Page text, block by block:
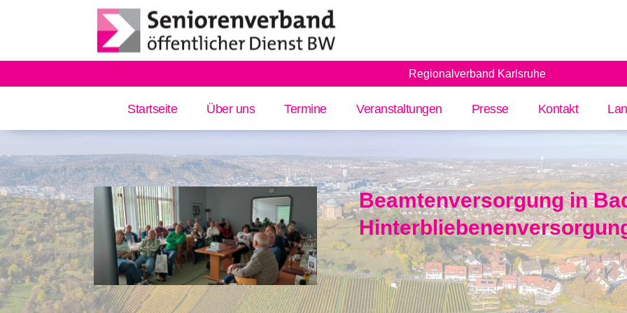
Regionalverband Karlsruhe
Startseite Über uns Termine Veranstaltungen Presse Kontakt
Beamtenversorgung in